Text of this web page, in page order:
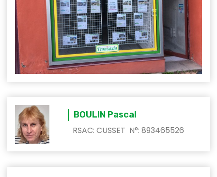
BOULIN Pascal
RSAC: CUSSET N°: 893465526